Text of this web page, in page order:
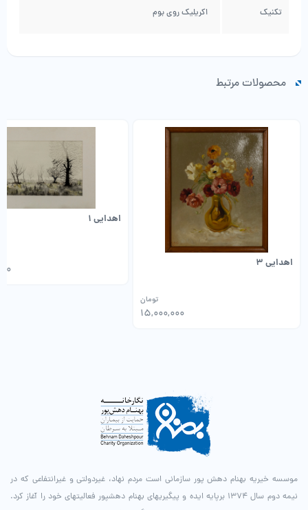
تکنیک اکریلیک روی بوم
محصولات مرتبط
اهدایی 3
15,000,000
تومان
اهدایی 1
موسسه خیریه بهنام دهش پور سازمانی است مردم نهاد، غیردولتی و غیرانتفاعی که در
نیمه دوم سال ۱۳۷۴ برپایه ایده و پیگیری­های بهنام دهش­پور فعالیت­های خود را آغاز کرد.